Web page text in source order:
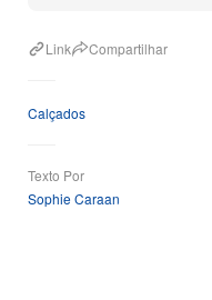
Link Compartilhar
Calçados
Texto Por
Sophie Caraan